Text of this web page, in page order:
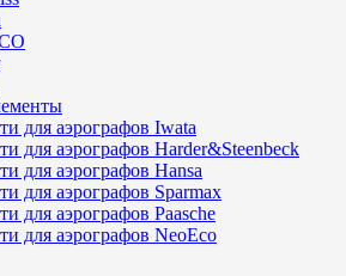
для аэрографов Iwata
для аэрографов Harder&Steenbeck
для аэрографов Hansa
для аэрографов Sparmax
для аэрографов Paasche
для аэрографов NeoEco